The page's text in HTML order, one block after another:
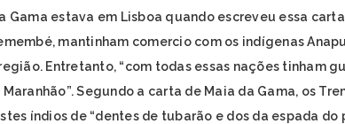
Gama estava em Lisboa quando escreveu essa
mantinham comercio com os indígenas
Entretanto, “com todas essas nações tinham
Maranhão”. Segundo a carta de Maia da Gama, os
índios de “dentes de tubarão e dos da espada do